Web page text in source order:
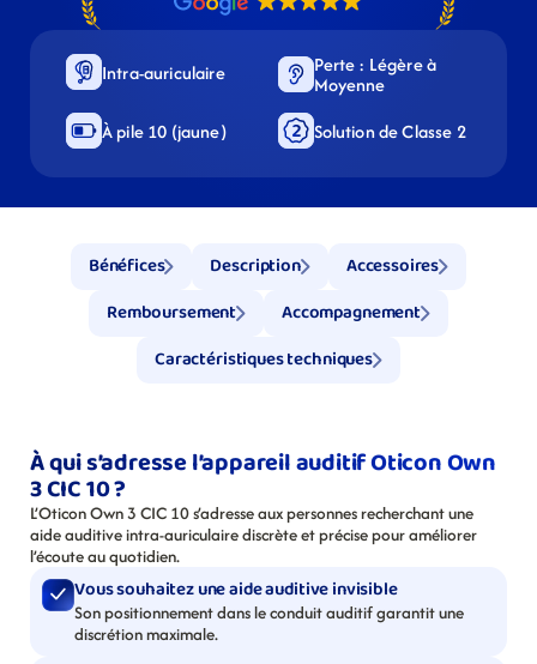
Intra-auriculaire
Perte : Légère à
Moyenne
À pile 10 (jaune)
Solution de Classe 2
Bénéfices Description
Accessoires
Remboursement
Accompagnement
Caractéristiques techniques
À qui s’adresse l’appareil auditif Oticon Own
3 CIC 10 ?
L’Oticon Own 3 CIC 10 s’adresse aux personnes recherchant une
aide auditive intra-auriculaire discrète et précise pour améliorer
l’écoute au quotidien.
Vous souhaitez une aide auditive invisible
Son positionnement dans le conduit auditif garantit une
discrétion maximale.